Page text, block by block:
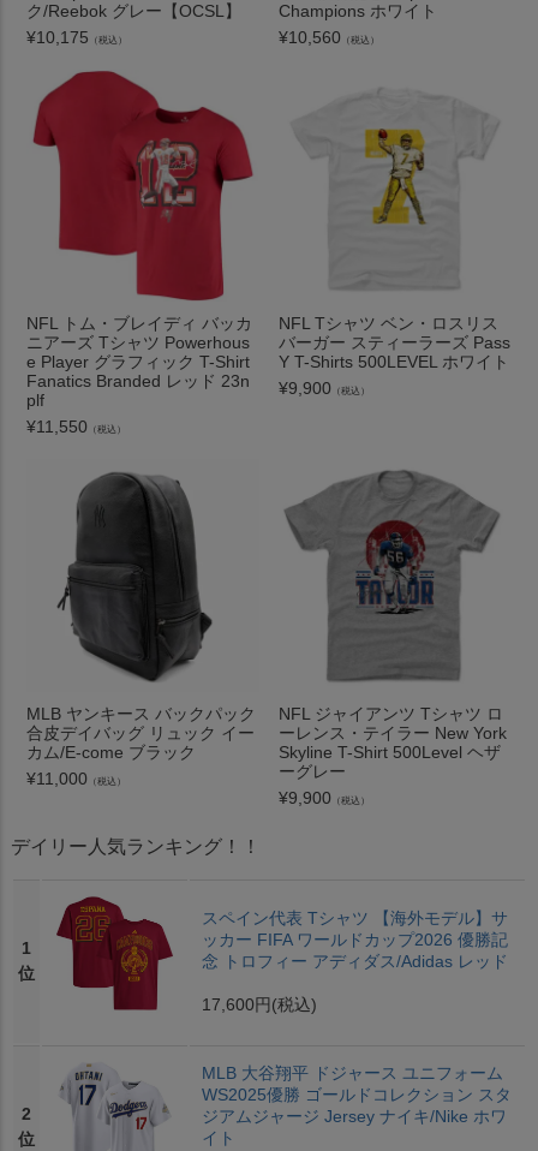
ク/Reebok グレー【OCSL】
¥10,175 （税込）
Champions ホワイト
¥10,560 （税込）
NFL トム・ブレイディ バッカ
ニアーズ Tシャツ Powerhous
e Player グラフィック T-Shirt
Fanatics Branded レッド 23n
plf
¥11,550 （税込）
NFL Tシャツ ベン・ロスリス
バーガー スティーラーズ Pass
Y T-Shirts 500LEVEL ホワイト
¥9,900 （税込）
MLB ヤンキース バックパック
合皮デイバッグ リュック イー
カム/E-come ブラック
¥11,000 （税込）
NFL ジャイアンツ Tシャツ ロ
ーレンス・テイラー New York
Skyline T-Shirt 500Level ヘザ
ーグレー
¥9,900 （税込）
デイリー人気ランキング！！
1
位
スペイン代表 Tシャツ 【海外モデル】サ
ッカー FIFA ワールドカップ2026 優勝記
念 トロフィー アディダス/Adidas レッド
17,600円 (税込)
2
位
MLB 大谷翔平 ドジャース ユニフォーム
WS2025優勝 ゴールドコレクション スタ
ジアムジャージ Jersey ナイキ/Nike ホワ
イト